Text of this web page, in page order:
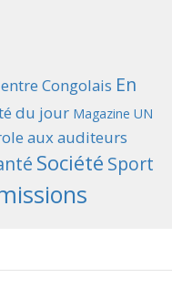
Congolais En
du jour Magazine UN
aux auditeurs
Société Sport